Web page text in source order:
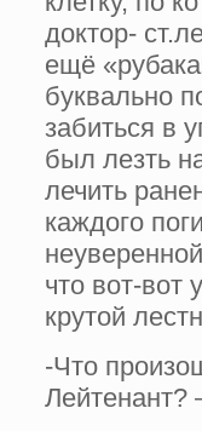
доктор-
ещё
буквально
забиться в
был лезть
лечить
каждого
что вот-вот
крутой
-Что